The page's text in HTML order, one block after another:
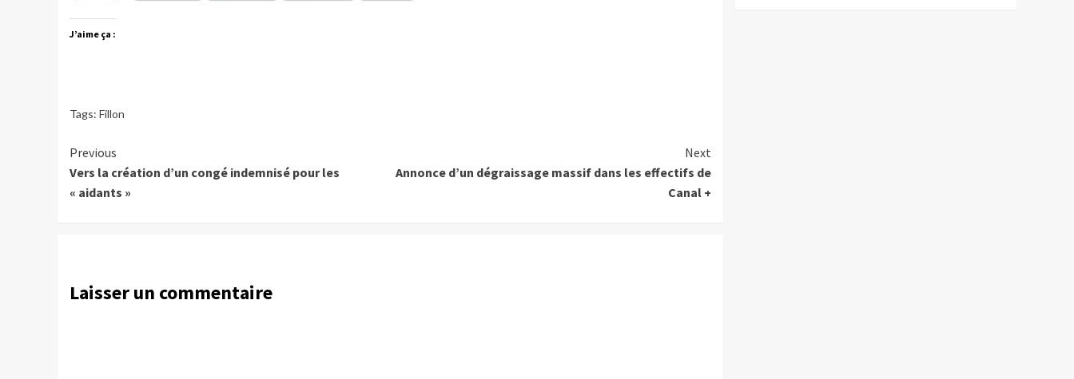
J’aime ça :
Tags: Fillon
Continue
Reading
Previous
Vers la création d’un congé indemnisé pour les
« aidants »
Next
Annonce d’un dégraissage massif dans les effectifs de
Canal +
Laisser un commentaire